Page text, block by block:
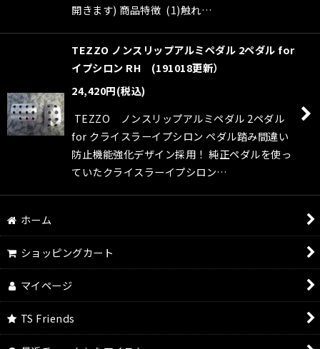
開きます) 商品特徴 (1)触れ…
TEZZO ノンスリップアルミペダル 2ペダル for
イプシロン RH (191018更新）
24,420円(税込)
TEZZO ノンスリップアルミペダル 2ペダル
for クライスラーイプシロン ペダル踏み間違い
防止機能強化デザイン採用！ 純正ペダルを使っ
ていたクライスラーイプシロン…
ホーム
ショッピングカート
マイページ
TS Friends